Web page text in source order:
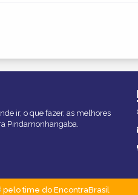
ir, o que fazer, as melhores
Pindamonhangaba.
pelo time do EncontraBrasil